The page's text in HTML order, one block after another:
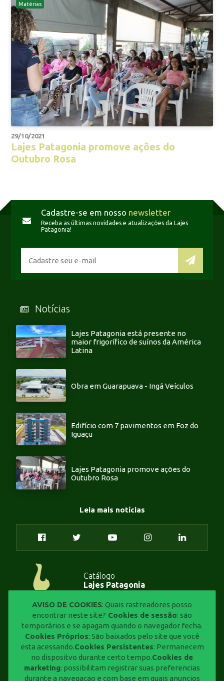
Matérias
29/10/2021
Lajes Patagonia promove ações do
Outubro Rosa
Cadastre-se em nosso newsletter
Receba as últimas novidades e atualizações da Lajes
Patagonia!
Notícias
Lajes Patagonia está presente no
maior frigorífico de suínos da América
Latina
Obra em Guarapuava - Ingá Veículos
Edifício com 7 pavimentos em Foz do
Iguaçu
Lajes Patagonia promove ações do
Outubro Rosa
Leia mais notícias
Catálogo
Lajes Patagonia
Padrão Patagonia
de Qualidade
Procedimentos
Estrutura pré-moldada
AVISO DE COOKIES: Quais rastreadores posso
encontrar neste site? Cookies de sessão: são
temporários e se apagam quando o navegador fecha.
Cookies Próprios: São baixados pelo site que você
esta acessando.Cookies Persistentes: Permanecem
no dispositvo durante certo tempo.Cookies de
marketing: possibilitam registrar suas preferencias
durante a navegacao e com base em quais anuncios